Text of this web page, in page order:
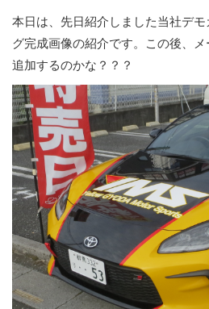
本日は、先日紹介しました当社デ
グ完成画像の紹介です。この後、
追加するのかな？？？